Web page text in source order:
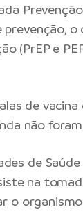
o
(PrEP e
de
não
de
na
o